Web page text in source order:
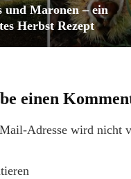
und Maronen – ein
Herbst Rezept
einen
Adresse wird nicht